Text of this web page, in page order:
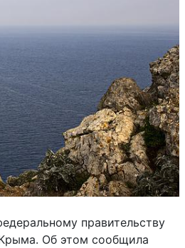
правительству
Об этом сообщила